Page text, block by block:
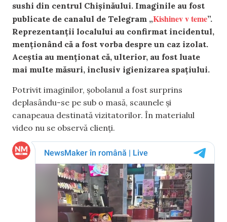
sushi din centrul Chișinăului. Imaginile au fost
publicate de canalul de Telegram „Kishinev v teme”.
Reprezentanții localului au confirmat incidentul,
menționând că a fost vorba despre un caz izolat.
Aceștia au menționat că, ulterior, au fost luate
mai multe măsuri, inclusiv igienizarea spațiului.
Potrivit imaginilor, șobolanul a fost surprins
deplasându-se pe sub o masă, scaunele și
canapeaua destinată vizitatorilor. În materialul
video nu se observă clienți.